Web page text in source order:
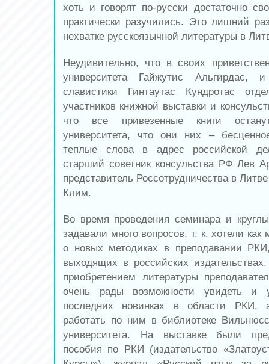
хоть и говорят по-русски достаточно
практически разучились. Это лишний
нехватке русскоязычной литературы в
Неудивительно, что в своих
университета Гайжутис Альгирдас,
славистики Гинтаутас Кундротас
участников книжной выставки и
что все привезенные книги
университета, что они них –
теплые слова в адрес российской
старший советник консульства РФ Лев
представитель Россотрудничества в
Клим.
Во время проведения семинара и
задавали много вопросов, т. к. хотели
о новых методиках в преподавании
выходящих в российских
приобретением литературы
очень рады возможности увидеть
последних новинках в области
работать по ним в библиотеке
университета. На выставке были
пособия по РКИ (издательство